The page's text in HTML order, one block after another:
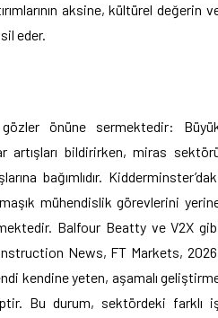
aksine, kültürel değerin
eder.
önüne sermektedir:
artışları bildirirken, miras
bağımlıdır.
mühendislik görevlerini
Balfour Beatty ve V2X
News, FT Markets,
kendine yeten, aşamalı
Bu durum, sektördeki farklı